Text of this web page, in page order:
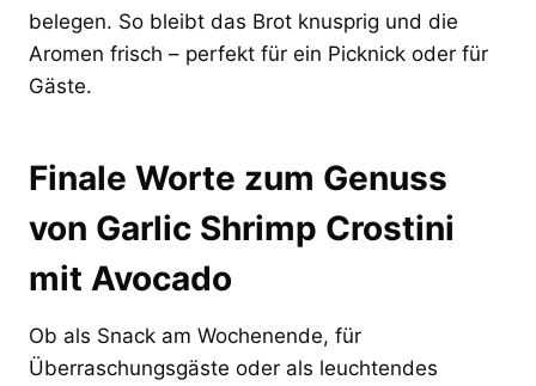
belegen. So bleibt das Brot knusprig und die
Aromen frisch – perfekt für ein Picknick oder für
Gäste.
Finale Worte zum Genuss
von Garlic Shrimp Crostini
mit Avocado
Ob als Snack am Wochenende, für
Überraschungsgäste oder als leuchtendes